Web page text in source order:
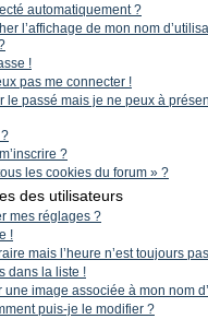
automatiquement ?
l’affichage de mon nom
!
pas me connecter !
le passé mais je ne peux à
?
les cookies du forum » ?
des utilisateurs
mes réglages ?
!
mais l’heure n’est toujours
dans la liste !
image associée à mon nom
puis-je le modifier ?